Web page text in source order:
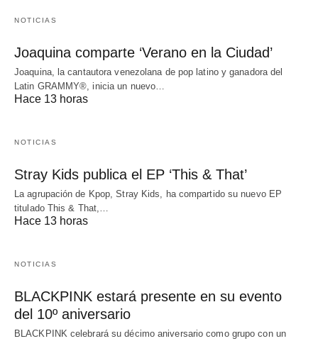
NOTICIAS
Joaquina comparte ‘Verano en la Ciudad’
Joaquina, la cantautora venezolana de pop latino y ganadora del
Latin GRAMMY®, inicia un nuevo…
Hace 13 horas
NOTICIAS
Stray Kids publica el EP ‘This & That’
La agrupación de Kpop, Stray Kids, ha compartido su nuevo EP
titulado This & That,…
Hace 13 horas
NOTICIAS
BLACKPINK estará presente en su evento
del 10º aniversario
BLACKPINK celebrará su décimo aniversario como grupo con un